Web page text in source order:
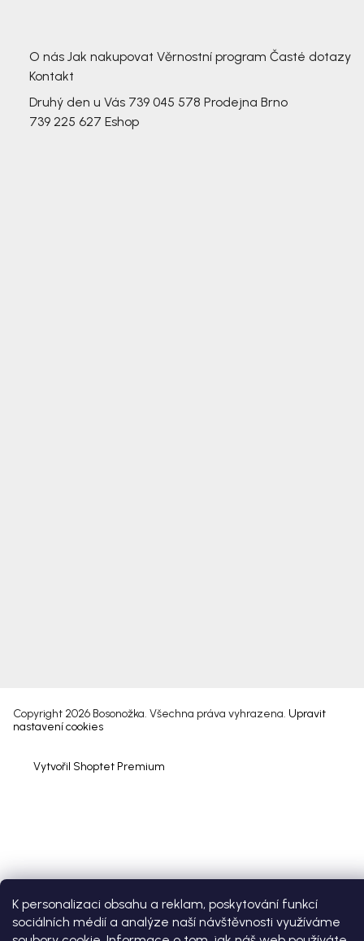
K personalizaci obsahu a reklam, poskytování funkcí
sociálních médií a analýze naší návštěvnosti využíváme
O nás Jak nakupovat Věrnostní program Časté dotazy
Kontakt
Druhý den u Vás 739 045 578 Prodejna Brno
739 225 627 Eshop
Vytvořil Shoptet Premium
Copyright 2026 Bosonožka. Všechna práva vyhrazena. Upravit
nastavení cookies